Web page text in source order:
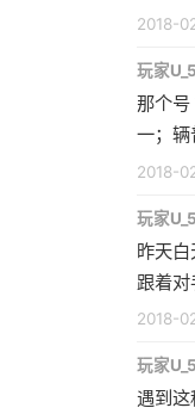
2018-
玩家
那个号
一；
2018-
玩家
昨天
跟着
2018-
玩家
遇到